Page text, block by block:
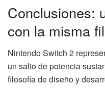
Conclusiones:
con la misma
Nintendo Switch 2
un salto de potencia
filosofía de diseño y